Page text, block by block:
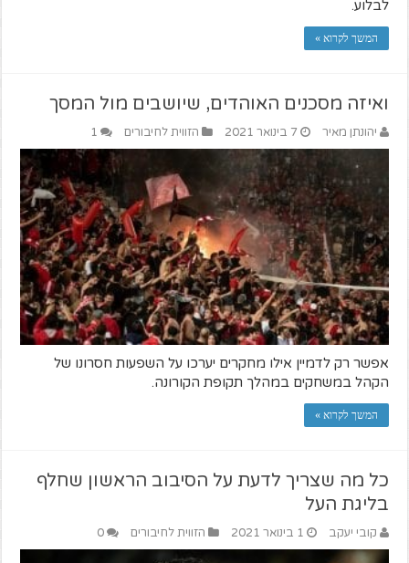
לבלוע.
המשך לקרוא »
ואיזה מסכנים האוהדים, שיושבים מול המסך
יהונתן מאיר 7 בינואר 2021 הזווית לחיבורים 1
אפשר רק לדמיין אילו מחקרים יערכו על השפעות חסרונו של
הקהל במשחקים במהלך תקופת הקורונה.
המשך לקרוא »
כל מה שצריך לדעת על הסיבוב הראשון שחלף
בליגת העל
קובי יעקב 1 בינואר 2021 הזווית לחיבורים 0